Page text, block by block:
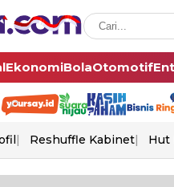
EkonomiBolaOtomotif
Reshuffle Kabinet Hut